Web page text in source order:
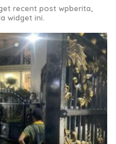
recent post wpberita,
widget ini.